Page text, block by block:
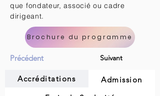
que fondateur, associé ou cadre
dirigeant.
Brochure du programme
Précédent Suivant
Accréditations
Admission